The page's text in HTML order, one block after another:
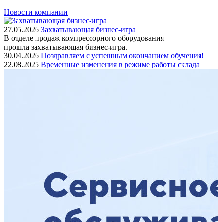
Новости компании
27.05.2026 Захватывающая бизнес-игра
В отделе продаж компрессорного оборудования
прошла захватывающая бизнес-игра.
30.04.2026 Поздравляем с успешным окончанием обучения!
22.08.2025 Временные изменения в режиме работы склада